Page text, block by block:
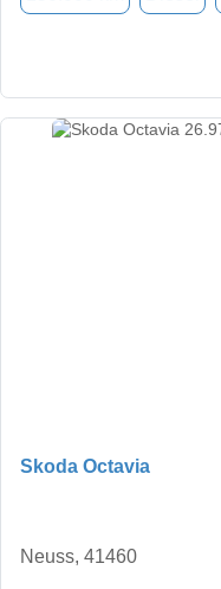
Skoda Octavia
Neuss, 41460